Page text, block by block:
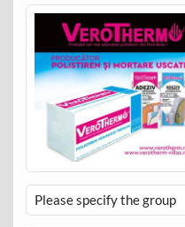
Please specify the group